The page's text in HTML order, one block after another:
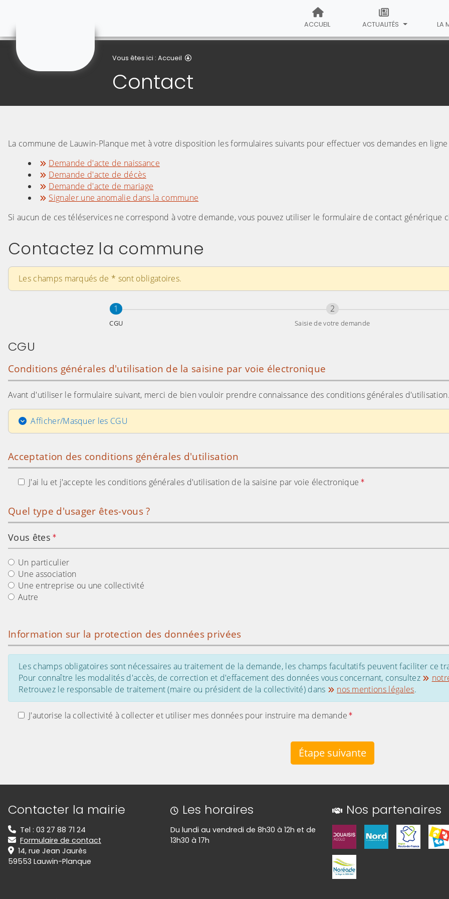
ACCUEIL ACTUALITÉS LA
Vous êtes ici : Accueil
Contact
La commune de Lauwin-Planque met à votre disposition les formulaires suivants pour effectuer vos demandes en ligne
Demande d'acte de naissance
Demande d'acte de décès
Demande d'acte de mariage
Signaler une anomalie dans la commune
Si aucun de ces téléservices ne correspond à votre demande, vous pouvez utiliser le formulaire de contact générique
Contactez la commune
Les champs marqués de * sont obligatoires.
Étape
1 sur 3
CGU
Étape
2sur 3
Saisie de votre demande
CGU
Conditions générales d'utilisation de la saisine par voie électronique
Avant d'utiliser le formulaire suivant, merci de bien vouloir prendre connaissance des conditions générales d'utilisation.
Afficher/Masquer les CGU
Acceptation des conditions générales d'utilisation
J'ai lu et j'accepte les conditions générales d'utilisation de la saisine par voie électronique
Quel type d'usager êtes-vous ?
Vous êtes
Un particulier
Une association
Une entreprise ou une collectivité
Autre
Information sur la protection des données privées
Les champs obligatoires sont nécessaires au traitement de la demande, les champs facultatifs peuvent faciliter ce
Pour connaître les modalités d'accès, de correction et d'effacement des données vous concernant, consultez
Retrouvez le responsable de traitement (maire ou président de la collectivité) dans
nos mentions légales.
J'autorise la collectivité à collecter et utiliser mes données pour instruire ma demande
Étape suivante
Informations de contact
Contacter la mairie
Tel : 03 27 88 71 24
Formulaire de contact
14, rue Jean Jaurès
59553 Lauwin-Planque
Les horaires
Du lundi au vendredi de 8h30 à 12h et de
13h30 à 17h
Nos partenaires